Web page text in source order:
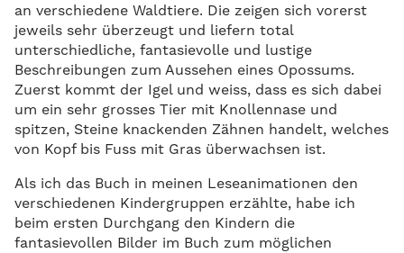
an verschiedene Waldtiere. Die zeigen sich vorerst
jeweils sehr überzeugt und liefern total
unterschiedliche, fantasievolle und lustige
Beschreibungen zum Aussehen eines Opossums.
Zuerst kommt der Igel und weiss, dass es sich dabei
um ein sehr grosses Tier mit Knollennase und
spitzen, Steine knackenden Zähnen handelt, welches
von Kopf bis Fuss mit Gras überwachsen ist.
Als ich das Buch in meinen Leseanimationen den
verschiedenen Kindergruppen erzählte, habe ich
beim ersten Durchgang den Kindern die
fantasievollen Bilder im Buch zum möglichen